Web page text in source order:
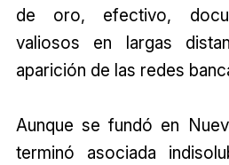
de oro, efectivo,
valiosos en largas
aparición de las redes
Aunque se fundó en
terminó asociada